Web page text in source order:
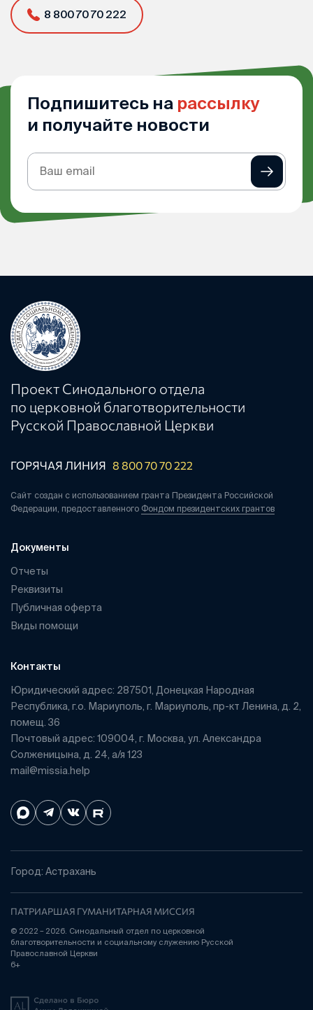
8 800 70 70 222
Подпишитесь на рассылку
и получайте новости
Подписка
на
Проект Синодального отдела
по церковной благотворительности
Русской Православной Церкви
ГОРЯЧАЯ ЛИНИЯ 8 800 70 70 222
Сайт создан с использованием гранта Президента Российской
Федерации, предоставленного Фондом президентских грантов
Документы
Отчеты
Реквизиты
Публичная оферта
Виды помощи
Контакты
Юридический адрес: 287501, Донецкая Народная
Республика, г.о. Мариуполь, г. Мариуполь, пр-кт Ленина, д. 2,
помещ. 36
Почтовый адрес: 109004, г. Москва, ул. Александра
Солженицына, д. 24, а/я 123
mail@missia.help
Город: Астрахань
ПАТРИАРШАЯ ГУМАНИТАРНАЯ МИССИЯ
© 2022 – 2026. Синодальный отдел по церковной
благотворительности и социальному служению Русской
Православной Церкви
6+